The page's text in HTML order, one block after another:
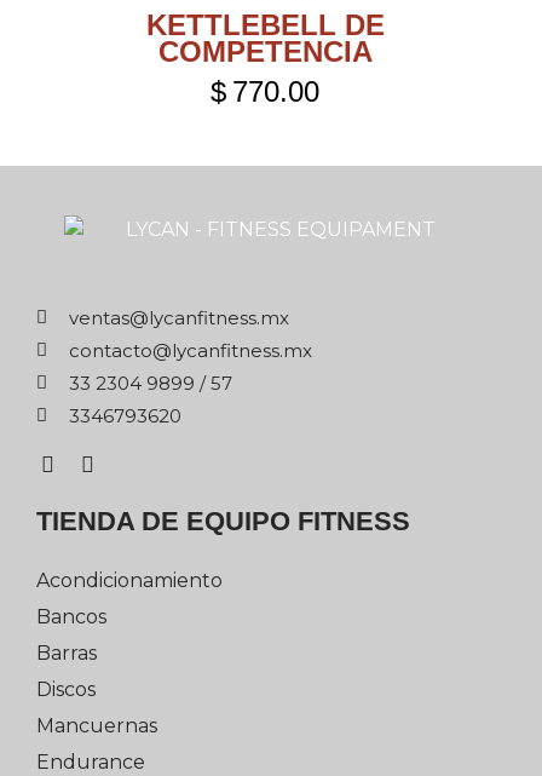
KETTLEBELL DE
COMPETENCIA
$ 770.00
xm.ssentifnacyl@satnev
xm.ssentifnacyl@otcatnoc
75 / 9989 4032 33
0263976433
TIENDA DE EQUIPO FITNESS
Acondicionamiento
Bancos
Barras
Discos
Mancuernas
Endurance